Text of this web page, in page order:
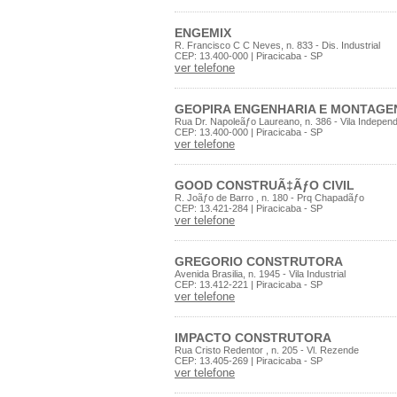
ENGEMIX
R. Francisco C C Neves, n. 833 - Dis. Industrial
CEP: 13.400-000 | Piracicaba - SP
ver telefone
GEOPIRA ENGENHARIA E
Rua Dr. Napoleãƒo Laureano, n. 386 - Vila
CEP: 13.400-000 | Piracicaba - SP
ver telefone
GOOD CONSTRUÃ‡ÃƒO CIVIL
R. Joãƒo de Barro , n. 180 - Prq Chapadãƒo
CEP: 13.421-284 | Piracicaba - SP
ver telefone
GREGORIO CONSTRUTORA
Avenida Brasilia, n. 1945 - Vila Industrial
CEP: 13.412-221 | Piracicaba - SP
ver telefone
IMPACTO CONSTRUTORA
Rua Cristo Redentor , n. 205 - Vl. Rezende
CEP: 13.405-269 | Piracicaba - SP
ver telefone